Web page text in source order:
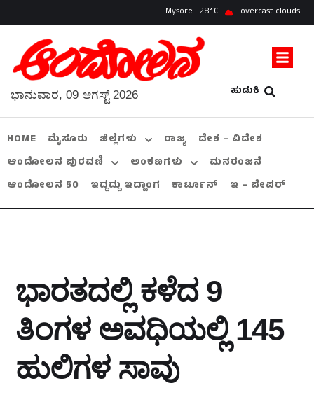
Mysore 28 overcast clouds
ಹುಡುಕಿ
ಭಾನುವಾರ, 09 ಆಗಸ್ಟ್ 2026
HOME ಮೈಸೂರು ಜಿಲ್ಲೆಗಳು ರಾಜ್ಯ
ದೇಶ – ವಿದೇಶ
ಆಂದೋಲನ ಪುರವಣಿ
ಅಂಕಣಗಳು
ಮನರಂಜನೆ
ಆಂದೋಲನ 50
ಇದ್ದದ್ದು ಇದ್ಹಾಂಗ ಕಾರ್ಟೂನ್ ಇ – ಪೇಪರ್
ಭಾರತದಲ್ಲಿ ಕಳೆದ 9
ತಿಂಗಳ ಅವಧಿಯಲ್ಲಿ 145
ಹುಲಿಗಳ ಸಾವು